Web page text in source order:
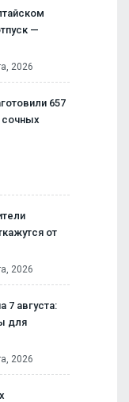
—
2026
657
сочных
от
2026
7 августа:
для
2026